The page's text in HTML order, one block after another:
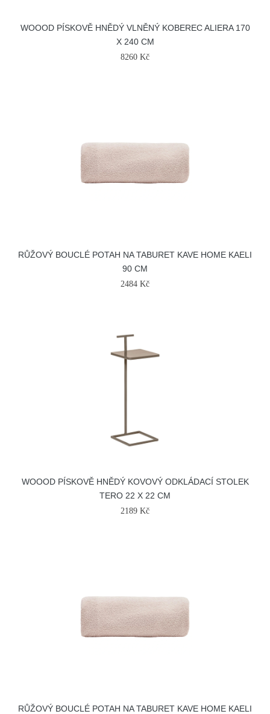
WOOOD PÍSKOVĚ HNĚDÝ VLNĚNÝ KOBEREC ALIERA 170
X 240 CM
8260 Kč
RŮŽOVÝ BOUCLÉ POTAH NA TABURET KAVE HOME KAELI
90 CM
2484 Kč
WOOOD PÍSKOVĚ HNĚDÝ KOVOVÝ ODKLÁDACÍ STOLEK
TERO 22 X 22 CM
2189 Kč
RŮŽOVÝ BOUCLÉ POTAH NA TABURET KAVE HOME KAELI